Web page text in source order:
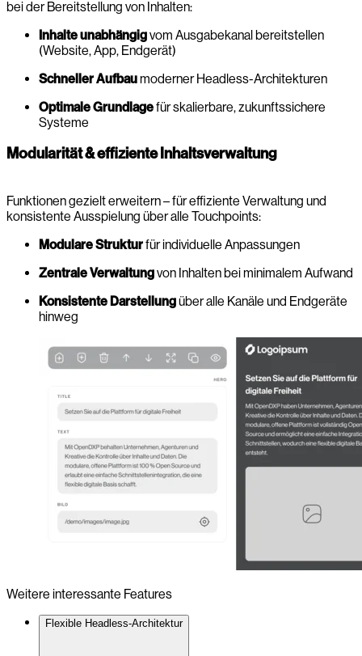
bei der Bereitstellung von Inhalten:
Inhalte unabhängigvom Ausgabekanal bereitstellen
(Website, App, Endgerät)
Schneller Aufbaumoderner Headless-Architekturen
Optimale Grundlagefür skalierbare, zukunftssichere
Systeme
Modularität & effiziente Inhaltsverwaltung
Funktionen gezielt erweitern – für effiziente Verwaltung und
konsistente Ausspielung über alle Touchpoints:
Modulare Strukturfür individuelle Anpassungen
Zentrale Verwaltungvon Inhalten bei minimalem Aufwand
Konsistente Darstellungüber alle Kanäle und Endgeräte
hinweg
Weitere interessante Features
Flexible Headless-Architektur